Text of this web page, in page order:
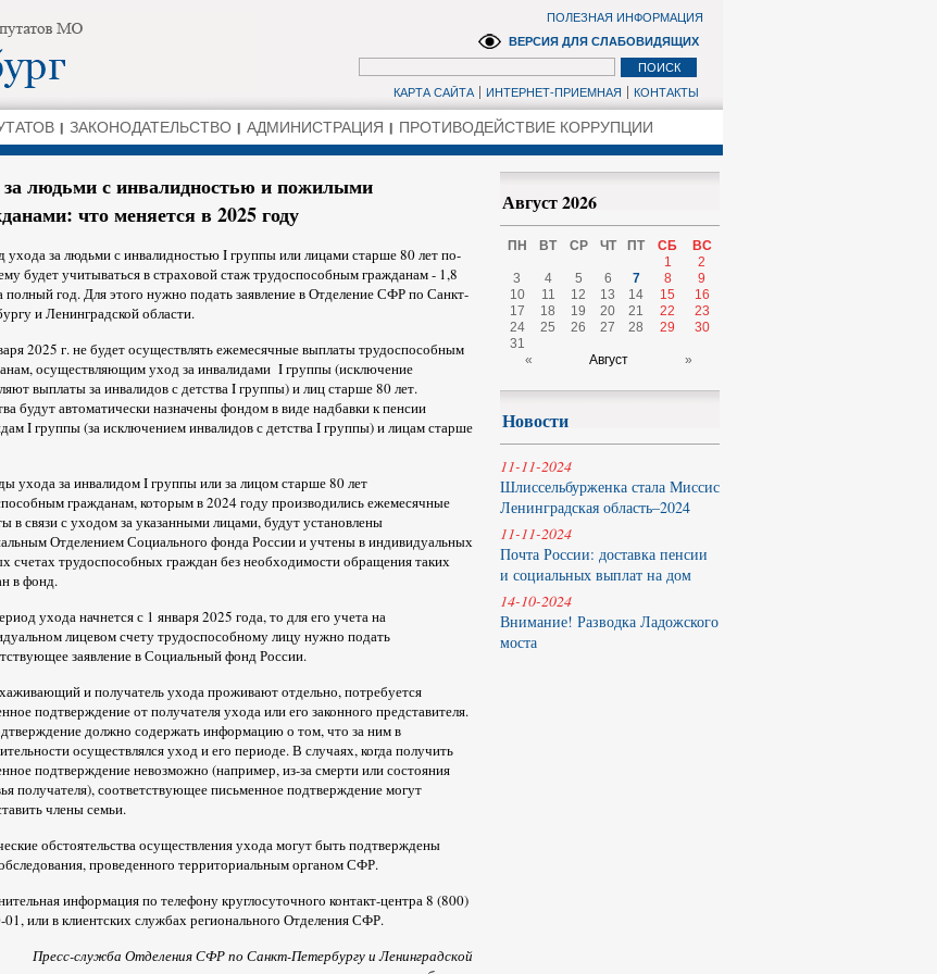
КАРТА САЙТА ИНТЕРНЕТ-ПРИЕМНАЯ КОНТАКТЫ
ВЕРСИЯ ДЛЯ СЛАБОВИДЯЩИХ
ПОЛЕЗНАЯ ИНФОРМАЦИЯ
ЗАКОНОДАТЕЛЬСТВО АДМИНИСТРАЦИЯ ПРОТИВОДЕЙСТВИЕ КОРРУПЦИИ
за людьми с инвалидностью и пожилыми
что меняется в 2025 году
ухода за людьми с инвалидностью I группы или лицами старше 80 лет по-
будет учитываться в страховой стаж трудоспособным гражданам - 1,8
год. Для этого нужно подать заявление в Отделение СФР по Санкт-
и Ленинградской области.
2025 г. не будет осуществлять ежемесячные выплаты трудоспособным
осуществляющим уход за инвалидами I группы (исключение
выплаты за инвалидов с детства I группы) и лиц старше 80 лет.
будут автоматически назначены фондом в виде надбавки к пенсии
I группы (за исключением инвалидов с детства I группы) и лицам старше
ухода за инвалидом I группы или за лицом старше 80 лет
гражданам, которым в 2024 году производились ежемесячные
в связи с уходом за указанными лицами, будут установлены
Отделением Социального фонда России и учтены в индивидуальных
счетах трудоспособных граждан без необходимости обращения таких
в фонд.
ухода начнется с 1 января 2025 года, то для его учета на
лицевом счету трудоспособному лицу нужно подать
заявление в Социальный фонд России.
и получатель ухода проживают отдельно, потребуется
подтверждение от получателя ухода или его законного представителя.
должно содержать информацию о том, что за ним в
осуществлялся уход и его периоде. В случаях, когда получить
подтверждение невозможно (например, из-за смерти или состояния
получателя), соответствующее письменное подтверждение могут
члены семьи.
обстоятельства осуществления ухода могут быть подтверждены
проведенного территориальным органом СФР.
информация по телефону круглосуточного контакт-центра 8 (800)
01, или в клиентских службах регионального Отделения СФР.
Пресс-служба Отделения СФР по Санкт-Петербургу и Ленинградской
Август 2026
ПН ВТ СР ЧТ ПТ СБ
ВС
1
2
3
4 5 6 7 8
9
10
11 12 13 14 15
16
17
18 19 20 21 22
23
24
25 26 27 28 29
30
31
«
Август »
Новости
11-11-2024
Шлиссельбурженка стала Миссис
Ленинградская область–2024
11-11-2024
Почта России: доставка пенсии
и социальных выплат на дом
14-10-2024
Внимание! Разводка Ладожского
моста